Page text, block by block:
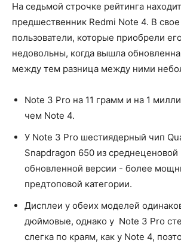
На седьмой строчке рейтинга
предшественник Redmi Note 4. В
пользователи, которые приобрели
недовольны, когда вышла
между тем разница между ними
Note 3 Pro на 11 грамм и на 1
чем Note 4.
У Note 3 Pro шестиядерный чип
Snapdragon 650 из среднеценовой
обновленной версии - более
предтоповой категории.
Дисплеи у обеих моделей
дюймовые, однако у Note 3 Pro
слегка по краям, как у Note 4,